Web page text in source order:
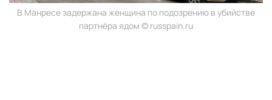
В Манресе задержана женщина по подозрению в убийстве
партнёра ядом © russpain.ru